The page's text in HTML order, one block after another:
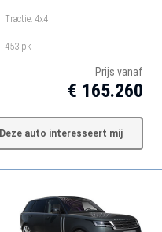
Tractie: 4x4
453 pk
Prijs vanaf
€ 165.260
Deze auto interesseert mij